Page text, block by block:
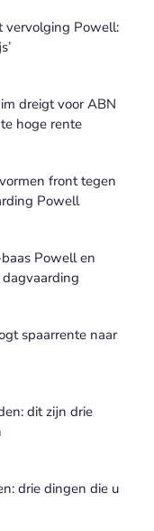
vervolging Powell:
dreigt voor ABN
hoge rente
front tegen
Powell
Powell en
spaarrente naar
dit zijn drie
drie dingen die u